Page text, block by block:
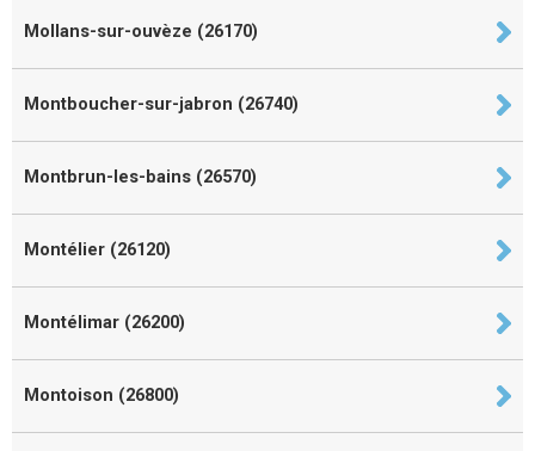
Mollans-sur-ouvèze (26170)
Montboucher-sur-jabron (26740)
Montbrun-les-bains (26570)
Montélier (26120)
Montélimar (26200)
Montoison (26800)